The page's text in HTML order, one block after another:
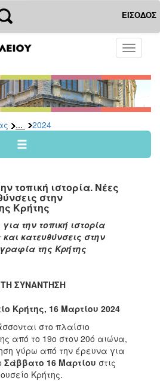
ΕΙΣΟΔΟΣ
Toggle
... 2024
τοπική ιστορία. Νέες
στην
Κρήτης
την τοπική ιστορία
και κατευθύνσεις στην
της Κρήτης
ΣΥΝΑΝΤΗΣΗ
Κρήτης, 16 Μαρτίου 2024
στο πλαίσιο
από το 19ο στον 20ό αιώνα,
γύρω από την έρευνα για
Σάββατο 16 Μαρτίου στις
Κρήτης.